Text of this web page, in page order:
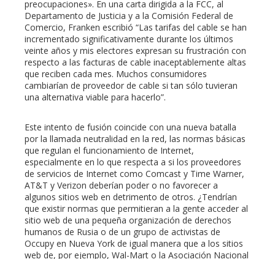
preocupaciones». En una carta dirigida a la FCC, al
Departamento de Justicia y a la Comisión Federal de
Comercio, Franken escribió “Las tarifas del cable se han
incrementado significativamente durante los últimos
veinte años y mis electores expresan su frustración con
respecto a las facturas de cable inaceptablemente altas
que reciben cada mes. Muchos consumidores
cambiarían de proveedor de cable si tan sólo tuvieran
una alternativa viable para hacerlo”.
Este intento de fusión coincide con una nueva batalla
por la llamada neutralidad en la red, las normas básicas
que regulan el funcionamiento de Internet,
especialmente en lo que respecta a si los proveedores
de servicios de Internet como Comcast y Time Warner,
AT&T y Verizon deberían poder o no favorecer a
algunos sitios web en detrimento de otros. ¿Tendrían
que existir normas que permitieran a la gente acceder al
sitio web de una pequeña organización de derechos
humanos de Rusia o de un grupo de activistas de
Occupy en Nueva York de igual manera que a los sitios
web de, por ejemplo, Wal-Mart o la Asociación Nacional